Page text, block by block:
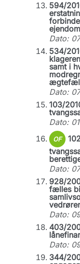
594/
Dato:
534/
samt i
Dato:
103/
Dato:
OF
Dato:
928/
fælles
Dato:
403/
Dato:
344/